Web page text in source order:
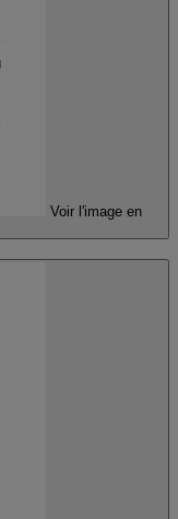
Voir l'image en